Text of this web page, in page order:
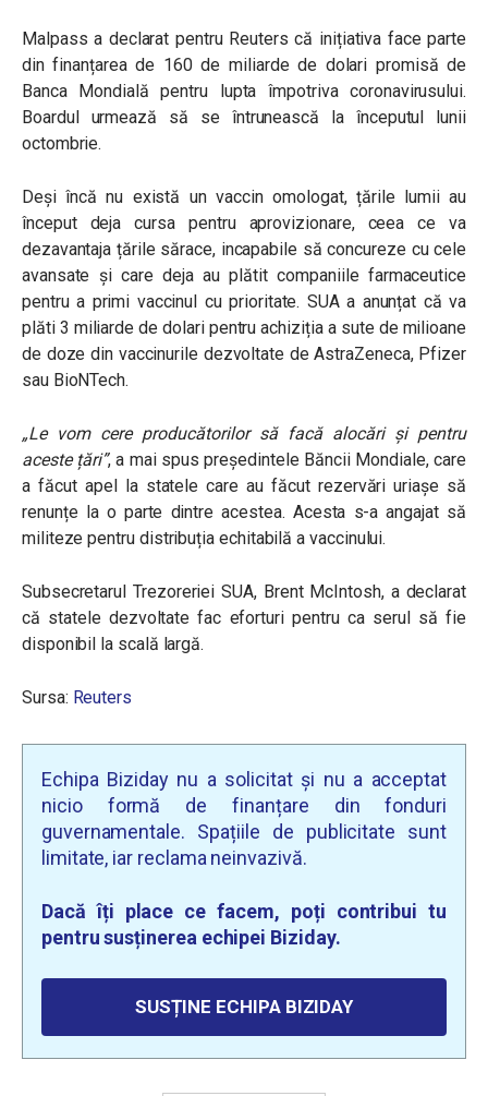
Malpass a declarat pentru Reuters că inițiativa face parte
din finanțarea de 160 de miliarde de dolari promisă de
Banca Mondială pentru lupta împotriva coronavirusului.
Boardul urmează să se întrunească la începutul lunii
octombrie.
Deși încă nu există un vaccin omologat, țările lumii au
început deja cursa pentru aprovizionare, ceea ce va
dezavantaja țările sărace, incapabile să concureze cu cele
avansate și care deja au plătit companiile farmaceutice
pentru a primi vaccinul cu prioritate. SUA a anunțat că va
plăti 3 miliarde de dolari pentru achiziția a sute de milioane
de doze din vaccinurile dezvoltate de AstraZeneca, Pfizer
sau BioNTech.
„Le vom cere producătorilor să facă alocări și pentru
aceste țări”, a mai spus președintele Băncii Mondiale, care
a făcut apel la statele care au făcut rezervări uriașe să
renunțe la o parte dintre acestea. Acesta s-a angajat să
militeze pentru distribuția echitabilă a vaccinului.
Subsecretarul Trezoreriei SUA, Brent McIntosh, a declarat
că statele dezvoltate fac eforturi pentru ca serul să fie
disponibil la scală largă.
Sursa: Reuters
Echipa Biziday nu a solicitat și nu a acceptat
nicio formă de finanțare din fonduri
guvernamentale. Spațiile de publicitate sunt
limitate, iar reclama neinvazivă.
Dacă îți place ce facem, poți contribui tu
pentru susținerea echipei Biziday.
SUSȚINE ECHIPA BIZIDAY